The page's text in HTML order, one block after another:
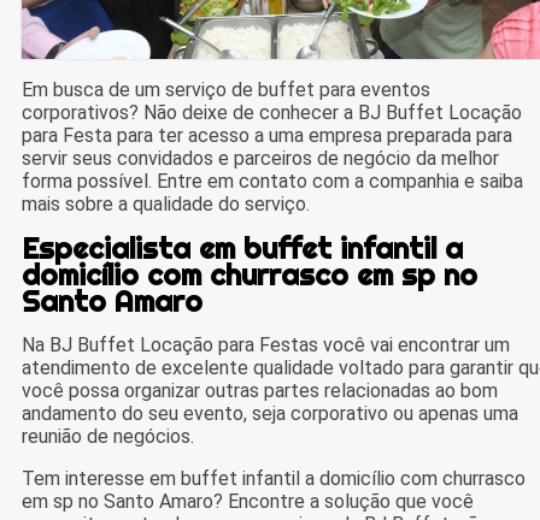
Em busca de um serviço de buffet para eventos
corporativos? Não deixe de conhecer a BJ Buffet Locação
para Festa para ter acesso a uma empresa preparada para
servir seus convidados e parceiros de negócio da melhor
forma possível. Entre em contato com a companhia e saiba
mais sobre a qualidade do serviço.
Especialista em buffet infantil a
domicílio com churrasco em sp no
Santo Amaro
Na BJ Buffet Locação para Festas você vai encontrar um
atendimento de excelente qualidade voltado para garantir
você possa organizar outras partes relacionadas ao bom
andamento do seu evento, seja corporativo ou apenas uma
reunião de negócios.
Tem interesse em buffet infantil a domicílio com churrasco
em sp no Santo Amaro? Encontre a solução que você